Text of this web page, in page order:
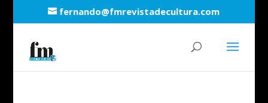
fernando@fmrevistadecultura.com